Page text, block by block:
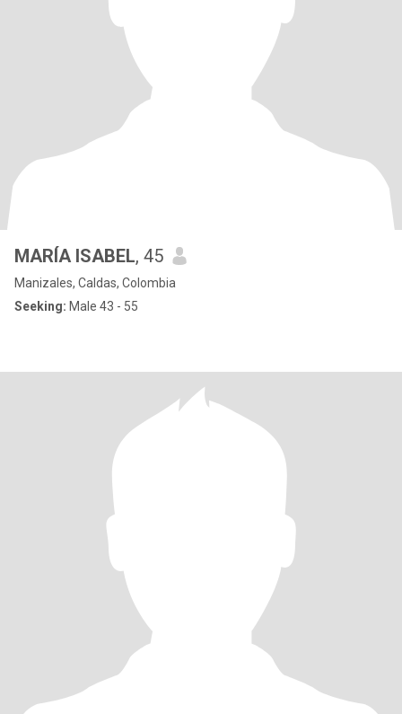
MARÍA ISABEL, 45
Manizales, Caldas, Colombia
Seeking: Male 43 - 55